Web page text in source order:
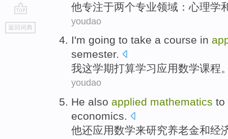
go
top
返回词典
他专注于两个专业领域 ：心理学
youdao
I'm going to take a course in
semester.
我这学期打算学习应用数学课程
youdao
He also applied mathematics to
economics.
他还应用数学来研究养老金和经